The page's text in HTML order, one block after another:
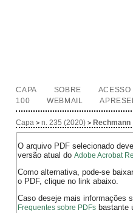
CAPA SOBRE ACESSO
100
WEBMAIL
Capa >n. 235 (2020) > Rechmann
O arquivo PDF selecionado
versão atual doAdobe Acrobat
Como alternativa, pode-se
o PDF, clique no link abaixo.
Caso deseje mais informações
Frequentes sobre PDFs bastante